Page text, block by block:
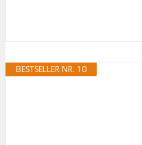
BESTSELLER NR. 10